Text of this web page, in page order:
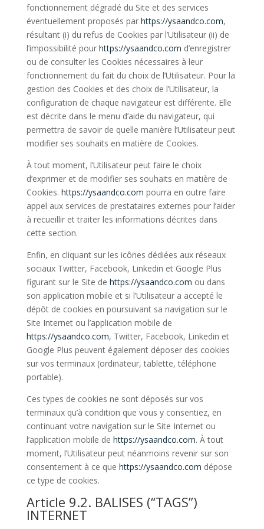
fonctionnement dégradé du Site et des services
éventuellement proposés par https://ysaandco.com,
résultant (i) du refus de Cookies par l’Utilisateur (ii) de
l’impossibilité pour https://ysaandco.com d’enregistrer
ou de consulter les Cookies nécessaires à leur
fonctionnement du fait du choix de l’Utilisateur. Pour la
gestion des Cookies et des choix de l’Utilisateur, la
configuration de chaque navigateur est différente. Elle
est décrite dans le menu d’aide du navigateur, qui
permettra de savoir de quelle manière l’Utilisateur peut
modifier ses souhaits en matière de Cookies.
À tout moment, l’Utilisateur peut faire le choix
d’exprimer et de modifier ses souhaits en matière de
Cookies. https://ysaandco.com pourra en outre faire
appel aux services de prestataires externes pour l’aider
à recueillir et traiter les informations décrites dans
cette section.
Enfin, en cliquant sur les icônes dédiées aux réseaux
sociaux Twitter, Facebook, Linkedin et Google Plus
figurant sur le Site de https://ysaandco.com ou dans
son application mobile et si l’Utilisateur a accepté le
dépôt de cookies en poursuivant sa navigation sur le
Site Internet ou l’application mobile de
https://ysaandco.com, Twitter, Facebook, Linkedin et
Google Plus peuvent également déposer des cookies
sur vos terminaux (ordinateur, tablette, téléphone
portable).
Ces types de cookies ne sont déposés sur vos
terminaux qu’à condition que vous y consentiez, en
continuant votre navigation sur le Site Internet ou
l’application mobile de https://ysaandco.com. À tout
moment, l’Utilisateur peut néanmoins revenir sur son
consentement à ce que https://ysaandco.com dépose
ce type de cookies.
Article 9.2. BALISES (“TAGS”)
INTERNET